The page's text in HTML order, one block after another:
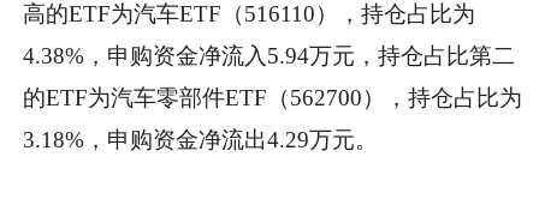
高的ETF为汽车ETF（516110），持仓占比为
4.38%，申购资金净流入5.94万元，持仓占比第二
的ETF为汽车零部件ETF（562700），持仓占比为
3.18%，申购资金净流出4.29万元。